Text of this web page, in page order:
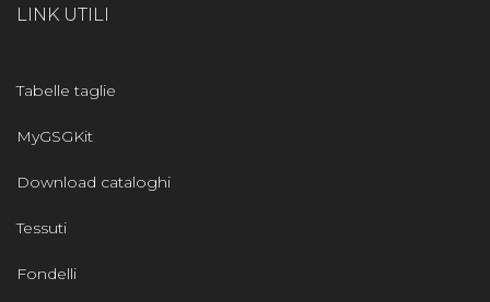
LINK UTILI
Tabelle taglie
MyGSGKit
Download cataloghi
Tessuti
Fondelli